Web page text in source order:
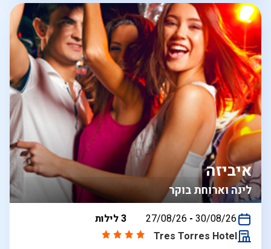
לינה וארוחת בוקר
איביזה
בין
27/08/26 - 30/08/26
3 לילות
Tres Torres Hotel